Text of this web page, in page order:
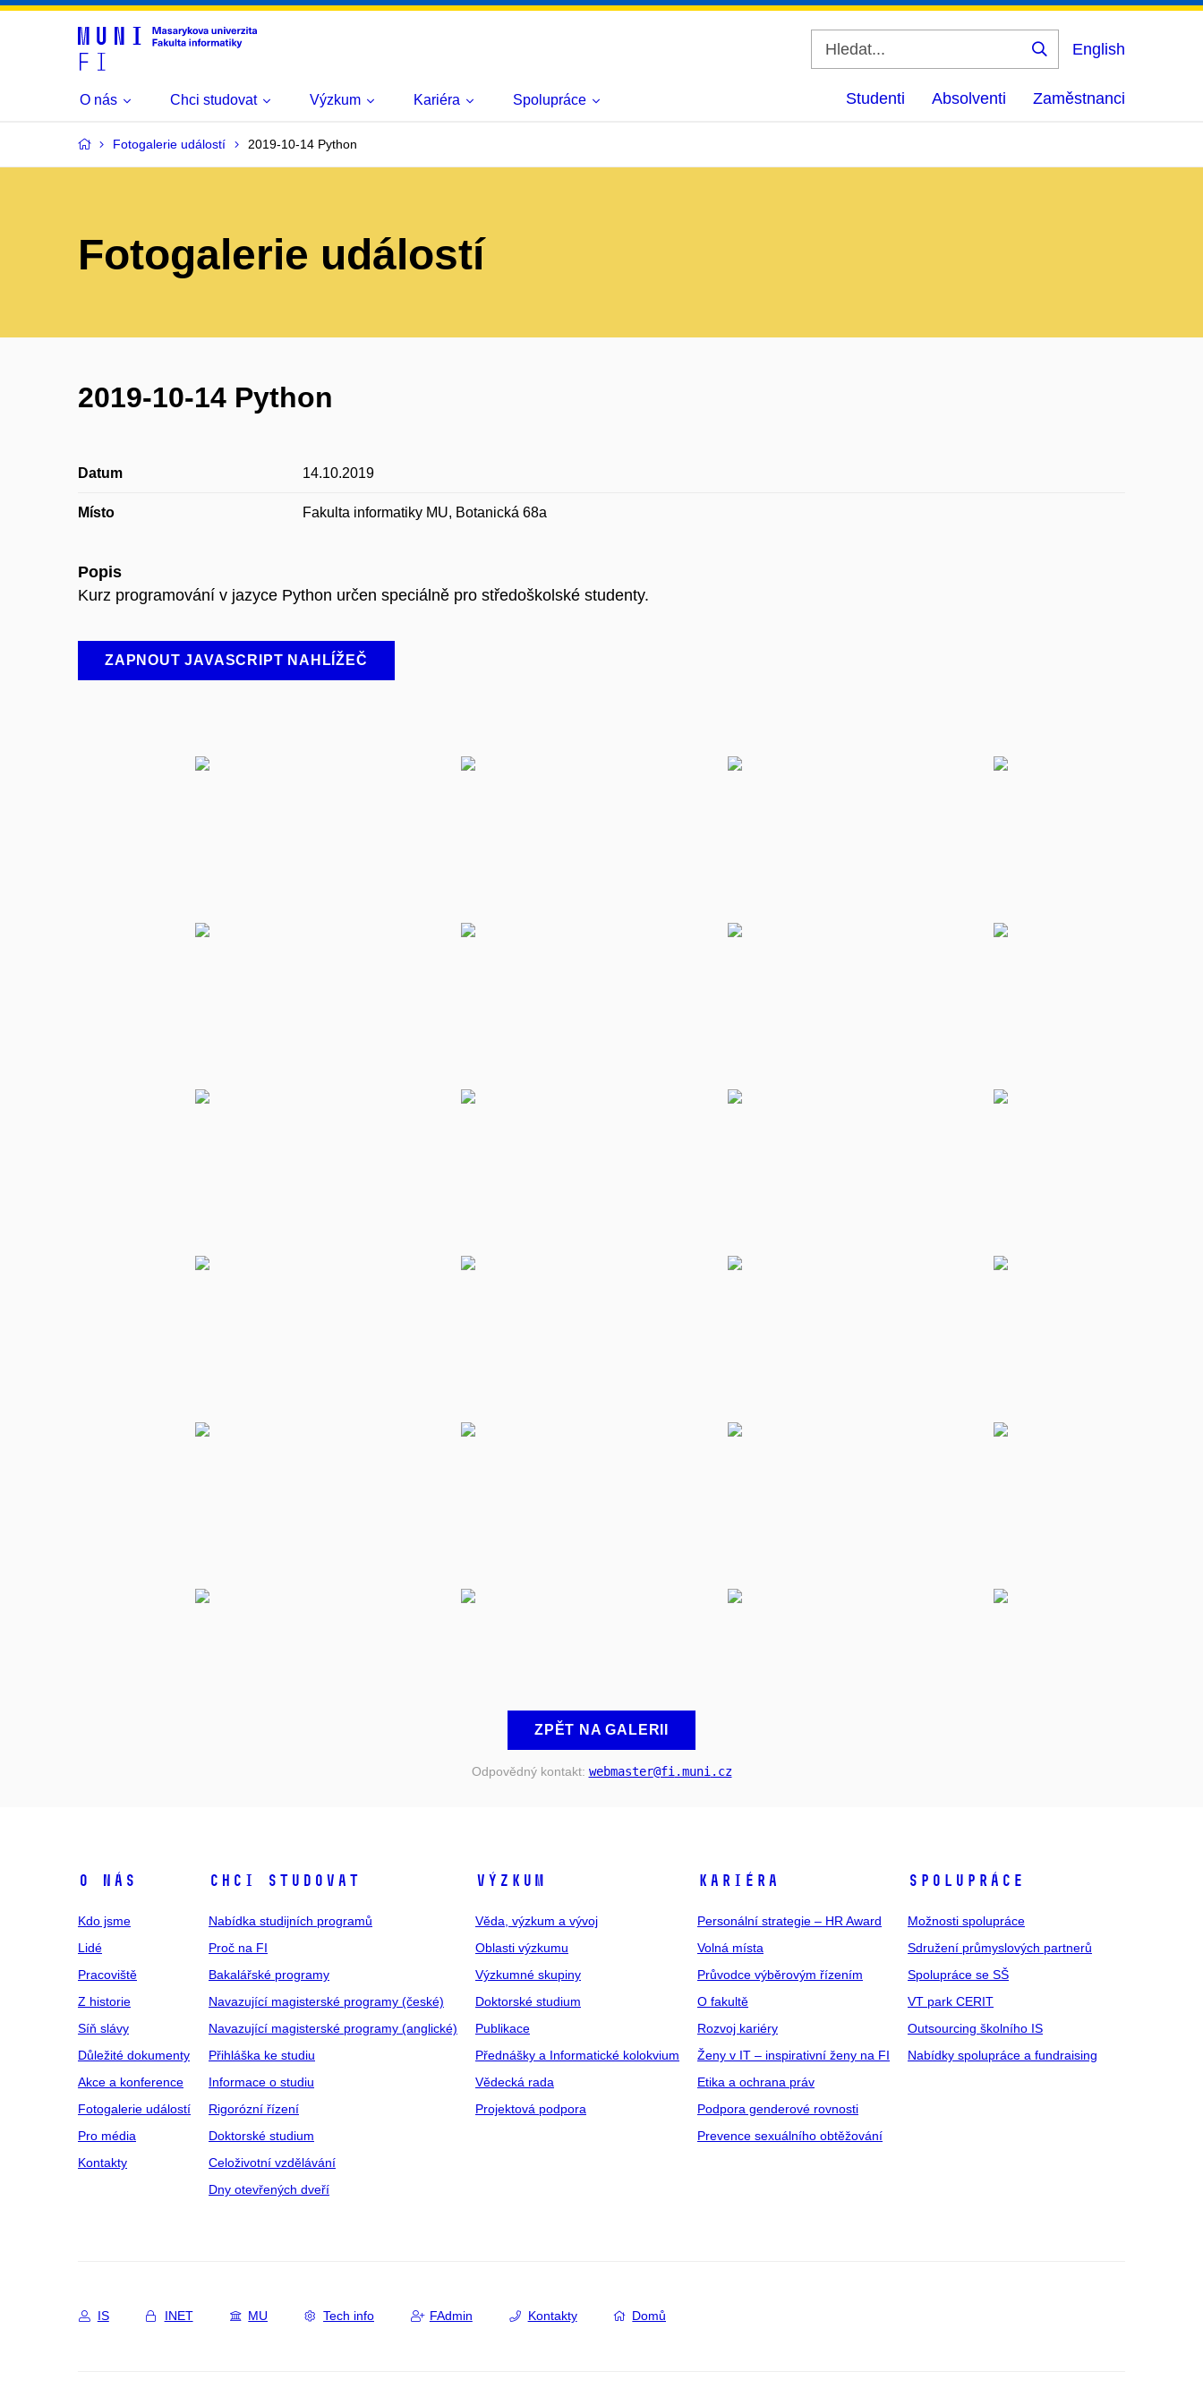
Vyhledat
English
O nás Chci studovat Výzkum Kariéra Spolupráce Studenti Absolventi Zaměstnanci
Fotogalerie událostí 2019-10-14 Python
Fotogalerie událostí
2019-10-14 Python
Datum 14.10.2019
Místo Fakulta informatiky MU, Botanická 68a
Popis
Kurz programování v jazyce Python určen speciálně pro středoškolské studenty.
ZAPNOUT JAVASCRIPT NAHLÍŽEČ
ZPĚT NA GALERII
Odpovědný kontakt: webmaster@fi .muni .cz
O NÁS
Kdo jsme
Lidé
Pracoviště
Z historie
Síň slávy
Důležité dokumenty
Akce a konference
Fotogalerie událostí
Pro média
Kontakty
CHCI STUDOVAT
Nabídka studijních programů
Proč na FI
Bakalářské programy
Navazující magisterské programy (české)
Navazující magisterské programy (anglické)
Přihláška ke studiu
Informace o studiu
Rigorózní řízení
Doktorské studium
Celoživotní vzdělávání
Dny otevřených dveří
VÝZKUM
Věda, výzkum a vývoj
Oblasti výzkumu
Výzkumné skupiny
Doktorské studium
Publikace
Přednášky a Informatické kolokvium
Vědecká rada
Projektová podpora
KARIÉRA
Personální strategie – HR Award
Volná místa
Průvodce výběrovým řízením
O fakultě
Rozvoj kariéry
Ženy v IT – inspirativní ženy na FI
Etika a ochrana práv
Podpora genderové rovnosti
Prevence sexuálního obtěžování
SPOLUPRÁCE
Možnosti spolupráce
Sdružení průmyslových partnerů
Spolupráce se SŠ
VT park CERIT
Outsourcing školního IS
Nabídky spolupráce a fundraising
IS INET MU Tech info FAdmin Kontakty Domů